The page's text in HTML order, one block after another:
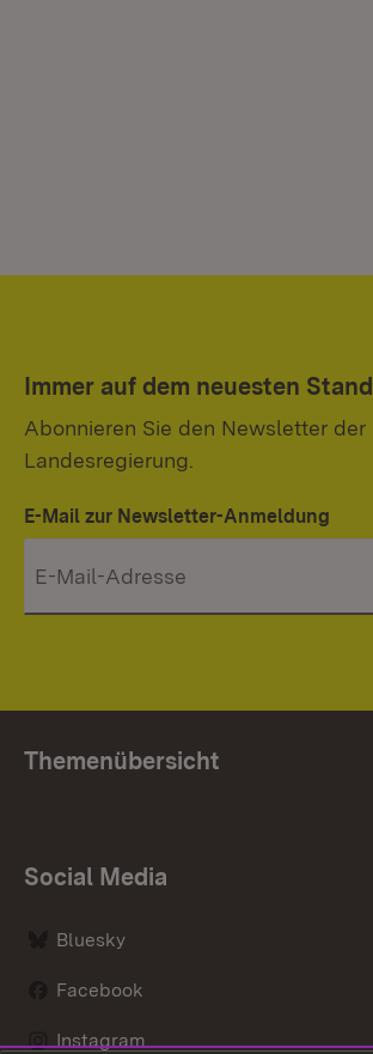
Immer auf dem neuesten Stand
Abonnieren Sie den Newsletter der
Landesregierung.
E-Mail zur Newsletter-Anmeldung
Themenübersicht
Social Media
Bluesky
Facebook
Instagram